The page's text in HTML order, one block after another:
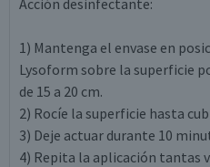
Acción desinfectante:
1) Mantenga el envase en
Lysoform sobre la superficie
de 15 a 20 cm.
2) Rocíe la superficie hasta
3) Deje actuar durante 10
4) Repita la aplicación tantas